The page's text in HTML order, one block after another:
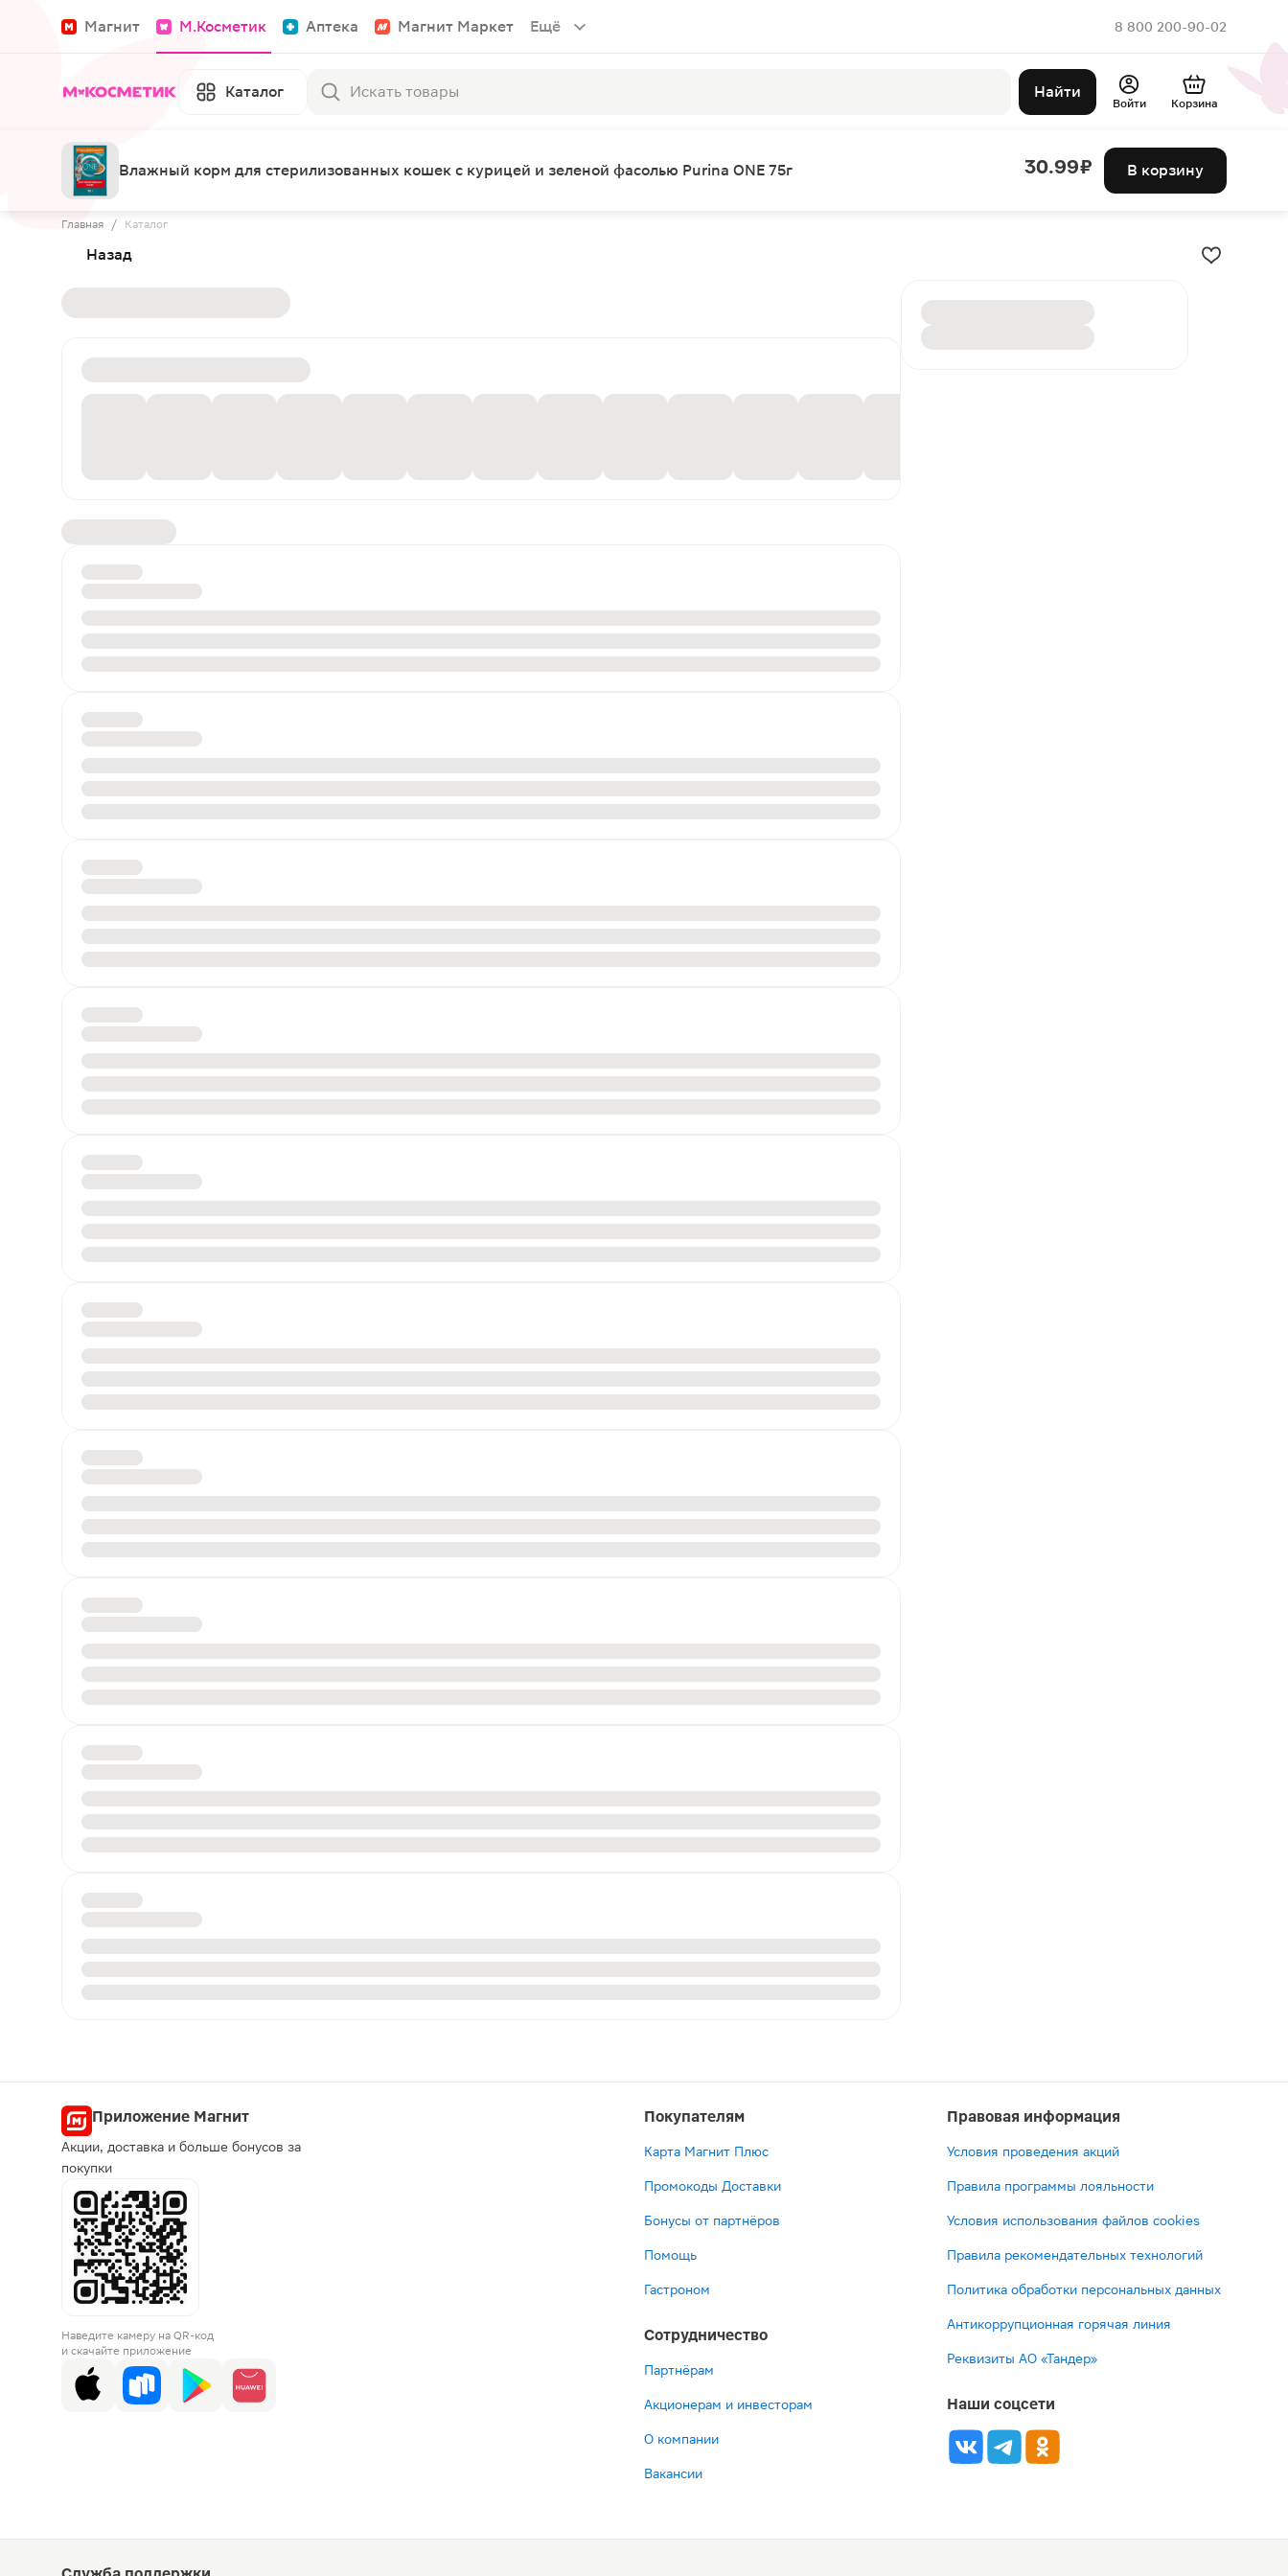
Магнит М.Косметик Аптека Магнит Маркет Ещё 8 800 200-90-02
Каталог Найти
Войти Корзина
Влажный корм для стерилизованных кошек с курицей и зеленой фасолью Purina ONE 75г 30.99 ₽ В корзину
Главная / Каталог
Назад
Приложение Магнит
Акции, доставка и больше бонусов за
покупки
Наведите камеру на QR-код
и скачайте приложение
Покупателям
Карта Магнит Плюс
Промокоды Доставки
Бонусы от партнёров
Помощь
Гастроном
Сотрудничество
Партнёрам
Акционерам и инвесторам
О компании
Вакансии
Правовая информация
Условия проведения акций
Правила программы лояльности
Условия использования файлов cookies
Правила рекомендательных технологий
Политика обработки персональных данных
Антикоррупционная горячая линия
Реквизиты АО «Тандер»
Наши соцсети